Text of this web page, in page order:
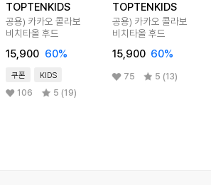
TOPTENKIDS
공용) 카카오 콜라보
비치타올 후드
15,900 60%
쿠폰 KIDS
106 5 (19)
TOPTENKIDS
공용) 카카오 콜라보
비치타올 후드
15,900 60%
75 5 (13)